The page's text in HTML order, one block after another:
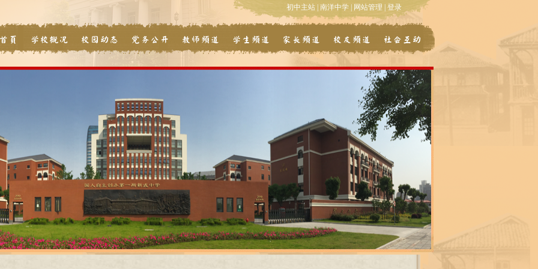
初中主站 南洋中学 网站管理 登录
页 学校概况 校园动态 党务公开 教师频道 学生频道 家长频道 校友频道 社会互动